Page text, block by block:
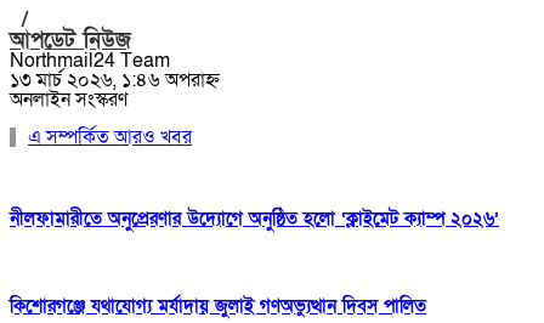
/
আপডেট নিউজ
Northmail24 Team
১৩ মার্চ ২০২৬, ১:৪৬ অপরাহ্ন
অনলাইন সংস্করণ
এ সম্পর্কিত আরও খবর
নীলফামারীতে অনুপ্রেরণার উদ্যোগে অনুষ্ঠিত হলো ‘ক্লাইমেট ক্যাম্প ২০২৬’
কিশোরগঞ্জে যথাযোগ্য মর্যাদায় জুলাই গণঅভ্যুত্থান দিবস পালিত